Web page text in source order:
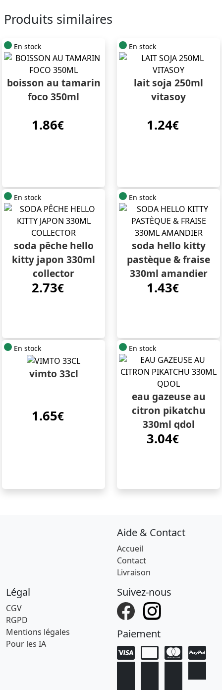
Produits similaires
En stock
boisson au tamarin
foco 350ml
1.86€
En stock
lait soja 250ml
vitasoy
1.24€
En stock
soda pêche hello
kitty japon 330ml
collector
2.73€
En stock
soda hello kitty
pastèque & fraise
330ml amandier
1.43€
En stock
vimto 33cl
1.65€
En stock
eau gazeuse au
citron pikatchu
330ml qdol
3.04€
Aide & Contact
Accueil
Contact
Livraison
Légal
CGV
RGPD
Mentions légales
Pour les IA
Suivez-nous
Paiement